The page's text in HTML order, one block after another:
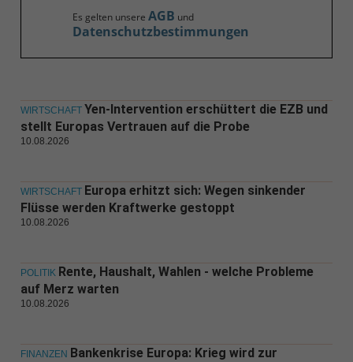
Es gelten unsere AGB und
Datenschutzbestimmungen
WIRTSCHAFT Yen-Intervention erschüttert die EZB und
stellt Europas Vertrauen auf die Probe
10.08.2026
WIRTSCHAFT Europa erhitzt sich: Wegen sinkender
Flüsse werden Kraftwerke gestoppt
10.08.2026
POLITIK Rente, Haushalt, Wahlen - welche Probleme
auf Merz warten
10.08.2026
FINANZEN Bankenkrise Europa: Krieg wird zur